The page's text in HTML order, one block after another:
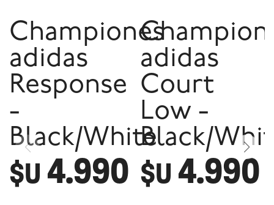
Championes
adidas
Response
-
Black/White
$U 4.990
adidas
Court
Low -
Black/
$U 4.990